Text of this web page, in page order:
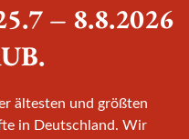
– 8.8.2026
ältesten und größten
in Deutschland. Wir